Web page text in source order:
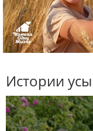
Истории